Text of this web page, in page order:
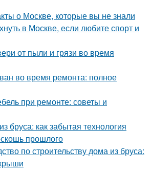
о Москве, которые вы не знали
в Москве, если любите спорт и
от пыли и грязи во время
во время ремонта: полное
при ремонте: советы и
бруса: как забытая технология
прошлого
по строительству дома из бруса: